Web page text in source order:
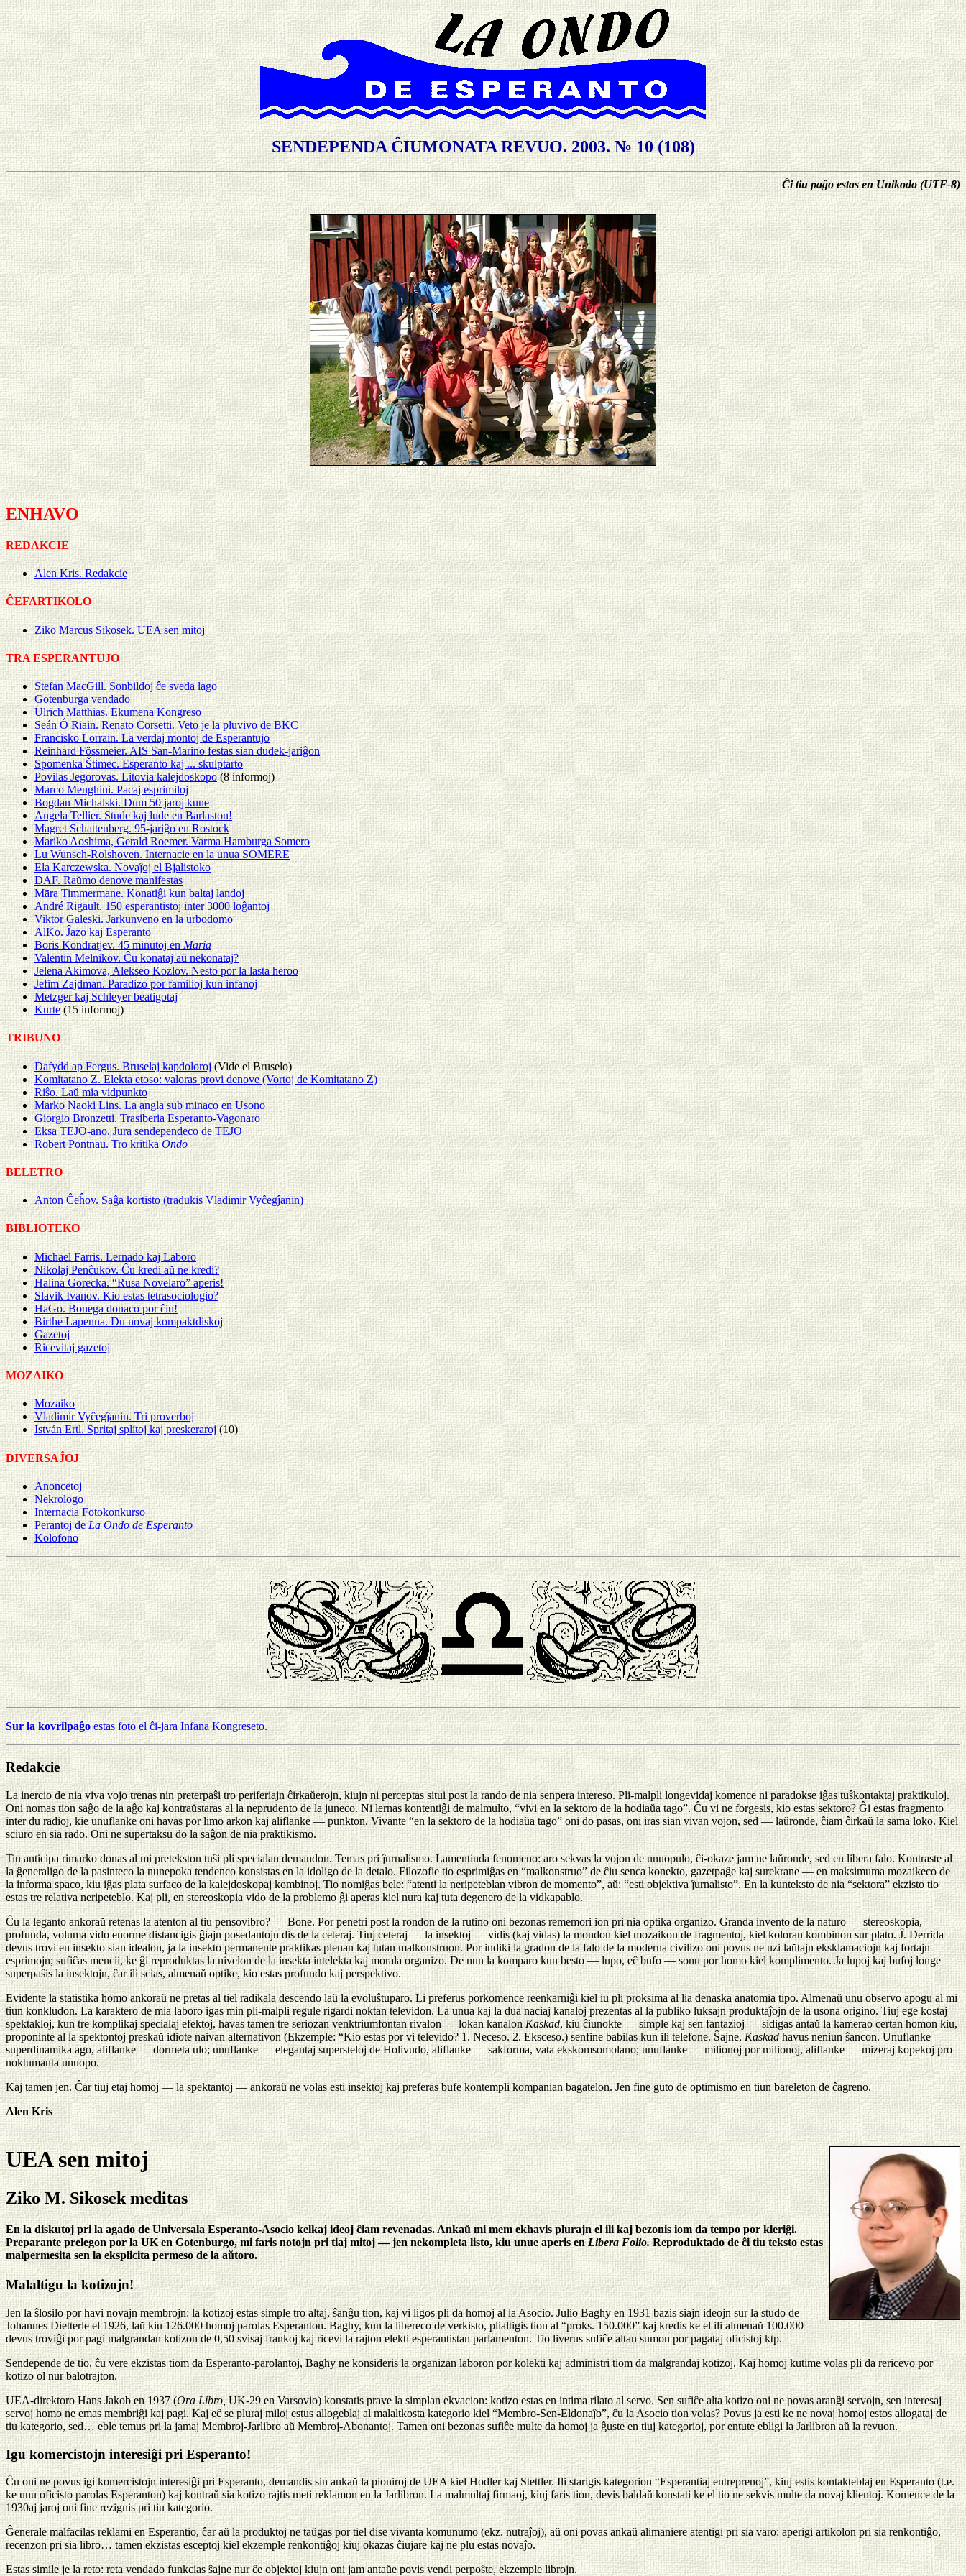
SENDEPENDA ĈIUMONATA REVUO. 2003. № 10 (108)
Ĉi tiu paĝo estas en Unikodo (UTF-8)
ENHAVO
REDAKCIE
Alen Kris. Redakcie
ĈEFARTIKOLO
Ziko Marcus Sikosek. UEA sen mitoj
TRA ESPERANTUJO
Stefan MacGill. Sonbildoj ĉe sveda lago
Gotenburga vendado
Ulrich Matthias. Ekumena Kongreso
Seán Ó Riain. Renato Corsetti. Veto je la pluvivo de BKC
Francisko Lorrain. La verdaj montoj de Esperantujo
Reinhard Fössmeier. AIS San-Marino festas sian dudek-jariĝon
Spomenka Štimec. Esperanto kaj ... skulptarto
Povilas Jegorovas. Litovia kalejdoskopo(8 informoj)
Marco Menghini. Pacaj esprimiloj
Bogdan Michalski. Dum 50 jaroj kune
Angela Tellier. Stude kaj lude en Barlaston!
Magret Schattenberg. 95-jariĝo en Rostock
Mariko Aoshima, Gerald Roemer. Varma Hamburga Somero
Lu Wunsch-Rolshoven. Internacie en la unua SOMERE
Ela Karczewska. Novaĵoj el Bjalistoko
DAF. Raŭmo denove manifestas
Māra Timmermane. Konatiĝi kun baltaj landoj
André Rigault. 150 esperantistoj inter 3000 loĝantoj
Viktor Galeski. Jarkunveno en la urbodomo
AlKo. Ĵazo kaj Esperanto
Boris Kondratjev. 45 minutoj enMaria
Valentin Melnikov. Ĉu konataj aŭ nekonataj?
Jelena Akimova, Alekseo Kozlov. Nesto por la lasta heroo
Jefim Zajdman. Paradizo por familioj kun infanoj
Metzger kaj Schleyer beatigotaj
Kurte(15 informoj)
TRIBUNO
Dafydd ap Fergus. Bruselaj kapdoloroj(Vide el Bruselo)
Komitatano Z. Elekta etoso: valoras provi denove (Vortoj de Komitatano Z)
Riŝo. Laŭ mia vidpunkto
Marko Naoki Lins. La angla sub minaco en Usono
Giorgio Bronzetti. Trasiberia Esperanto-Vagonaro
Eksa TEJO-ano. Jura sendependeco de TEJO
Robert Pontnau. Tro kritikaOndo
BELETRO
Anton Ĉeĥov. Saĝa kortisto (tradukis Vladimir Vyĉegĵanin)
BIBLIOTEKO
Michael Farris. Lernado kaj Laboro
Nikolaj Penĉukov. Ĉu kredi aŭ ne kredi?
Halina Gorecka. “Rusa Novelaro” aperis!
Slavik Ivanov. Kio estas tetrasociologio?
HaGo. Bonega donaco por ĉiu!
Birthe Lapenna. Du novaj kompaktdiskoj
Gazetoj
Ricevitaj gazetoj
MOZAIKO
Mozaiko
Vladimir Vyĉegĵanin. Tri proverboj
István Ertl. Spritaj splitoj kaj preskeraroj(10)
DIVERSAĴOJ
Anoncetoj
Nekrologo
Internacia Fotokonkurso
Perantoj deLa Ondo de Esperanto
Kolofono
Sur la kovrilpaĝoestas foto el ĉi-jara Infana Kongreseto.
Redakcie
La inercio de nia viva vojo trenas nin preterpaŝi tro periferiajn ĉirkaŭerojn, kiujn ni perceptas situi post la rando de nia senpera intereso. Pli-malpli longevidaj komence ni paradokse iĝas tuŝkontaktaj praktikuloj.
Oni nomas tion saĝo de la aĝo kaj kontraŭstaras al la neprudento de la juneco. Ni lernas kontentiĝi de malmulto, “vivi en la sektoro de la hodiaŭa tago”. Ĉu vi ne forgesis, kio estas sektoro? Ĝi estas fragmento
inter du radioj, kie unuflanke oni havas por limo arkon kaj aliflanke — punkton. Vivante “en la sektoro de la hodiaŭa tago” oni do pasas, oni iras sian vivan vojon, sed — laŭronde, ĉiam ĉirkaŭ la sama loko. Kiel
sciuro en sia rado. Oni ne supertaksu do la saĝon de nia praktikismo.
Tiu anticipa rimarko donas al mi pretekston tuŝi pli specialan demandon. Temas pri ĵurnalismo. Lamentinda fenomeno: aro sekvas la vojon de unuopulo, ĉi-okaze jam ne laŭronde, sed en libera falo. Kontraste al
la ĝeneraligo de la pasinteco la nunepoka tendenco konsistas en la idoligo de la detalo. Filozofie tio esprimiĝas en “malkonstruo” de ĉiu senca konekto, gazetpaĝe kaj surekrane — en maksimuma mozaikeco de
la informa spaco, kiu iĝas plata surfaco de la kalejdoskopaj kombinoj. Tio nomiĝas bele: “atenti la neripeteblan vibron de momento”, aŭ: “esti objektiva ĵurnalisto”. En la kunteksto de nia “sektora” ekzisto tio
estas tre relativa neripeteblo. Kaj pli, en stereoskopia vido de la problemo ĝi aperas kiel nura kaj tuta degenero de la vidkapablo.
Ĉu la leganto ankoraŭ retenas la atenton al tiu pensovibro? — Bone. Por penetri post la rondon de la rutino oni bezonas rememori ion pri nia optika organizo. Granda invento de la naturo — stereoskopia,
profunda, voluma vido enorme distancigis ĝiajn posedantojn dis de la ceteraj. Tiuj ceteraj — la insektoj — vidis (kaj vidas) la mondon kiel mozaikon de fragmentoj, kiel koloran kombinon sur plato. Ĵ. Derrida
devus trovi en insekto sian idealon, ja la insekto permanente praktikas plenan kaj tutan malkonstruon. Por indiki la gradon de la falo de la moderna civilizo oni povus ne uzi laŭtajn eksklamaciojn kaj fortajn
esprimojn; sufiĉas mencii, ke ĝi reproduktas la nivelon de la insekta intelekta kaj morala organizo. De nun la komparo kun besto — lupo, eĉ bufo — sonu por homo kiel komplimento. Ja lupoj kaj bufoj longe
superpaŝis la insektojn, ĉar ili scias, almenaŭ optike, kio estas profundo kaj perspektivo.
Evidente la statistika homo ankoraŭ ne pretas al tiel radikala descendo laŭ la evoluŝtuparo. Li preferus porkomence reenkarniĝi kiel iu pli proksima al lia denaska anatomia tipo. Almenaŭ unu observo apogu al mi
tiun konkludon. La karaktero de mia laboro igas min pli-malpli regule rigardi noktan televidon. La unua kaj la dua naciaj kanaloj prezentas al la publiko luksajn produktaĵojn de la usona origino. Tiuj ege kostaj
spektakloj, kun tre komplikaj specialaj efektoj, havas tamen tre seriozan venktriumfontan rivalon — lokan kanalonKaskad, kiu ĉiunokte — simple kaj sen fantazioj — sidigas antaŭ la kamerao certan homon kiu,
proponinte al la spektontoj preskaŭ idiote naivan alternativon (Ekzemple: “Kio estas por vi televido? 1. Neceso. 2. Eksceso.) senfine babilas kun ili telefone. Ŝajne,Kaskadhavus neniun ŝancon. Unuflanke —
superdinamika ago, aliflanke — dormeta ulo; unuflanke — elegantaj supersteloj de Holivudo, aliflanke — sakforma, vata ekskomsomolano; unuflanke — milionoj por milionoj, aliflanke — mizeraj kopekoj pro
noktumanta unuopo.
Kaj tamen jen. Ĉar tiuj etaj homoj — la spektantoj — ankoraŭ ne volas esti insektoj kaj preferas bufe kontempli kompanian bagatelon. Jen fine guto de optimismo en tiun bareleton de ĉagreno.
Alen Kris
UEA sen mitoj
Ziko M. Sikosek meditas
En la diskutoj pri la agado de Universala Esperanto-Asocio kelkaj ideoj ĉiam revenadas. Ankaŭ mi mem ekhavis plurajn el ili kaj bezonis iom da tempo por kleriĝi.
Preparante prelegon por la UK en Gotenburgo, mi faris notojn pri tiaj mitoj — jen nekompleta listo, kiu unue aperis enLibera Folio.Reproduktado de ĉi tiu teksto estas
malpermesita sen la eksplicita permeso de la aŭtoro.
Malaltigu la kotizojn!
Jen la ŝlosilo por havi novajn membrojn: la kotizoj estas simple tro altaj, ŝanĝu tion, kaj vi ligos pli da homoj al la Asocio. Julio Baghy en 1931 bazis siajn ideojn sur la studo de
Johannes Dietterle el 1926, laŭ kiu 126.000 homoj parolas Esperanton. Baghy, kun la libereco de verkisto, plialtigis tion al “proks. 150.000” kaj kredis ke el ili almenaŭ 100.000
devus troviĝi por pagi malgrandan kotizon de 0,50 svisaj frankoj kaj ricevi la rajton elekti esperantistan parlamenton. Tio liverus sufiĉe altan sumon por pagataj oficistoj ktp.
Sendepende de tio, ĉu vere ekzistas tiom da Esperanto-parolantoj, Baghy ne konsideris la organizan laboron por kolekti kaj administri tiom da malgrandaj kotizoj. Kaj homoj kutime volas pli da rericevo por
kotizo ol nur balotrajton.
UEA-direktoro Hans Jakob en 1937 (Ora Libro,UK-29 en Varsovio) konstatis prave la simplan ekvacion: kotizo estas en intima rilato al servo. Sen sufiĉe alta kotizo oni ne povas aranĝi servojn, sen interesaj
servoj homo ne emas membriĝi kaj pagi. Kaj eĉ se pluraj miloj estus allogeblaj al malaltkosta kategorio kiel “Membro-Sen-Eldonaĵo”, ĉu la Asocio tion volas? Povus ja esti ke ne novaj homoj estos allogataj de
tiu kategorio, sed… eble temus pri la jamaj Membroj-Jarlibro aŭ Membroj-Abonantoj. Tamen oni bezonas sufiĉe multe da homoj ja ĝuste en tiuj kategorioj, por entute ebligi la Jarlibron aŭ la revuon.
Igu komercistojn interesiĝi pri Esperanto!
Ĉu oni ne povus igi komercistojn interesiĝi pri Esperanto, demandis sin ankaŭ la pioniroj de UEA kiel Hodler kaj Stettler. Ili starigis kategorion “Esperantiaj entreprenoj”, kiuj estis kontakteblaj en Esperanto (t.e.
ke unu oficisto parolas Esperanton) kaj kontraŭ sia kotizo rajtis meti reklamon en la Jarlibron. La malmultaj firmaoj, kiuj faris tion, devis baldaŭ konstati ke el tio ne sekvis multe da novaj klientoj. Komence de la
1930aj jaroj oni fine rezignis pri tiu kategorio.
Ĝenerale malfacilas reklami en Esperantio, ĉar aŭ la produktoj ne taŭgas por tiel dise vivanta komunumo (ekz. nutraĵoj), aŭ oni povas ankaŭ alimaniere atentigi pri sia varo: aperigi artikolon pri sia renkontiĝo,
recenzon pri sia libro… tamen ekzistas esceptoj kiel ekzemple renkontiĝoj kiuj okazas ĉiujare kaj ne plu estas novaĵo.
Estas simile je la reto: reta vendado funkcias ŝajne nur ĉe objektoj kiujn oni jam antaŭe povis vendi perpoŝte, ekzemple librojn.